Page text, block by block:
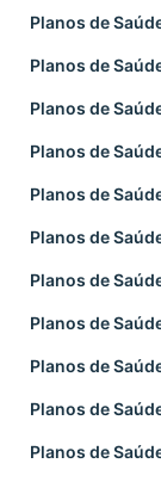
Planos de
Planos de
Planos de
Planos de
Planos de
Planos de
Planos de
Planos de
Planos de
Planos de
Planos de